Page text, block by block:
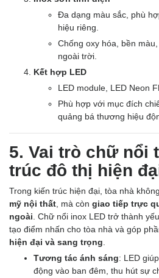
Đa dạng màu sắc, phù
hiệu riêng.
Chống oxy hóa, bền
ngoài trời.
Kết hợp LED
LED module, LED Neon
Phù hợp với mục đích
quảng bá thương hiệu
5. Vai trò chữ nổi
trúc đô thị hiện
Trong kiến trúc hiện đại, tòa nhà
mỹ nội thất , mà còn giao tiếp trực
ngoài . Chữ nổi inox LED trở thành
tạo điểm nhấn cho tòa nhà và góp
hiện đại và sang trọng
Tương tác ánh sáng: LED
động vào ban đêm, thu hút sự